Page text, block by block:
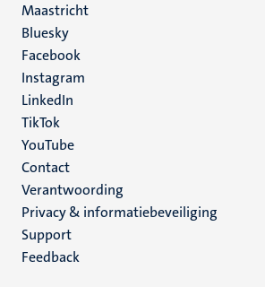
Maastricht
Social
media
Bluesky
Facebook
Instagram
LinkedIn
TikTok
YouTube
Menu
footer
(NL)
Contact
Verantwoording
Privacy & informatiebeveiliging
Support
Feedback